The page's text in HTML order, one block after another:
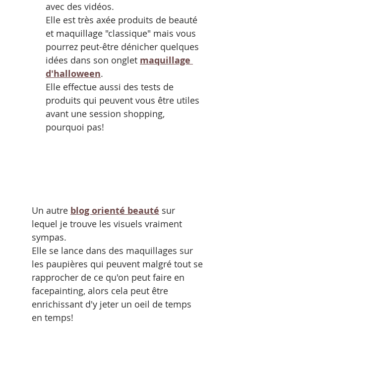
avec des vidéos.
Elle est très axée produits de beauté
et maquillage "classique" mais vous
pourrez peut-être dénicher quelques
idées dans son onglet maquillage
d'halloween.
Elle effectue aussi des tests de
produits qui peuvent vous être utiles
avant une session shopping,
pourquoi pas!
Un autre blog orienté beauté sur
lequel je trouve les visuels vraiment
sympas.
Elle se lance dans des maquillages sur
les paupières qui peuvent malgré tout se
rapprocher de ce qu'on peut faire en
facepainting, alors cela peut être
enrichissant d'y jeter un oeil de temps
en temps!